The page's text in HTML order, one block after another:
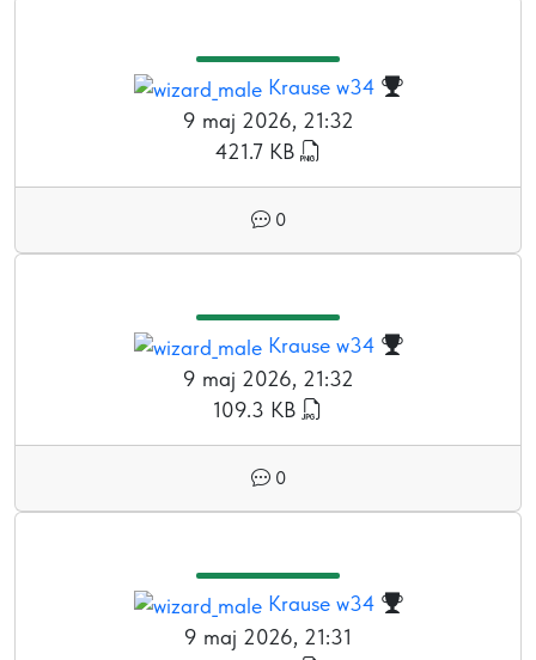
Krause w34
9 maj 2026, 21:32
421.7 KB
0
Krause w34
9 maj 2026, 21:32
109.3 KB
0
Krause w34
9 maj 2026, 21:31